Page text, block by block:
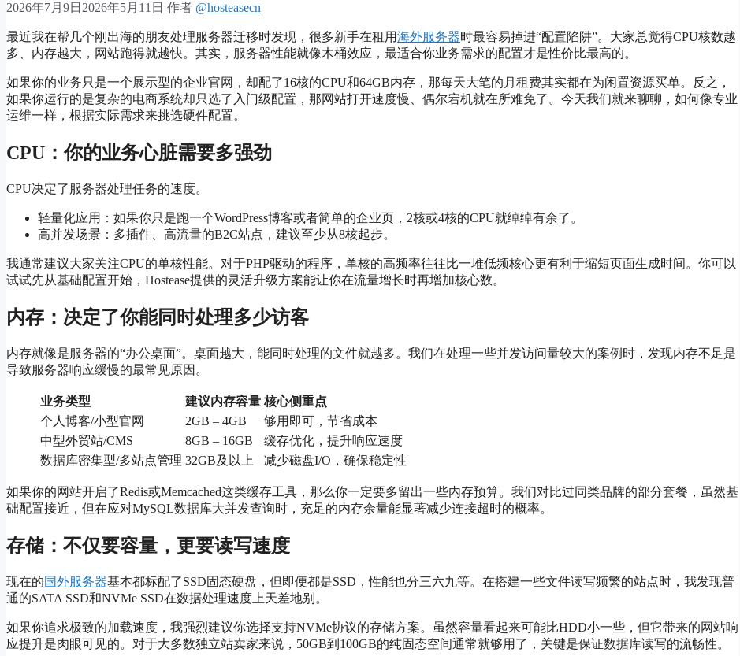
2026年7月9日 2026年5月11日 作者 @hosteasecn
最近我在帮几个刚出海的朋友处理服务器迁移时发现，很多新手在租用海外服务器时最容易掉进“配置陷阱”。大家总觉得CPU核数越
多、内存越大，网站跑得就越快。其实，服务器性能就像木桶效应，最适合你业务需求的配置才是性价比最高的。
如果你的业务只是一个展示型的企业官网，却配了16核的CPU和64GB内存，那每天大笔的月租费其实都在为闲置资源买单。反之，
如果你运行的是复杂的电商系统却只选了入门级配置，那网站打开速度慢、偶尔宕机就在所难免了。今天我们就来聊聊，如何像专业
运维一样，根据实际需求来挑选硬件配置。
CPU：你的业务心脏需要多强劲
CPU决定了服务器处理任务的速度。
轻量化应用：如果你只是跑一个WordPress博客或者简单的企业页，2核或4核的CPU就绰绰有余了。
高并发场景：多插件、高流量的B2C站点，建议至少从8核起步。
我通常建议大家关注CPU的单核性能。对于PHP驱动的程序，单核的高频率往往比一堆低频核心更有利于缩短页面生成时间。你可以
试试先从基础配置开始，Hostease提供的灵活升级方案能让你在流量增长时再增加核心数。
内存：决定了你能同时处理多少访客
内存就像是服务器的“办公桌面”。桌面越大，能同时处理的文件就越多。我们在处理一些并发访问量较大的案例时，发现内存不足是
导致服务器响应缓慢的最常见原因。
业务类型 建议内存容量 核心侧重点
个人博客/小型官网
2GB – 4GB
够用即可，节省成本
中型外贸站/CMS
8GB – 16GB
缓存优化，提升响应速度
数据库密集型/多站点管理 32GB及以上 减少磁盘I/O，确保稳定性
如果你的网站开启了Redis或Memcached这类缓存工具，那么你一定要多留出一些内存预算。我们对比过同类品牌的部分套餐，虽然基
础配置接近，但在应对MySQL数据库大并发查询时，充足的内存余量能显著减少连接超时的概率。
存储：不仅要容量，更要读写速度
现在的国外服务器基本都标配了SSD固态硬盘，但即便都是SSD，性能也分三六九等。在搭建一些文件读写频繁的站点时，我发现普
通的SATA SSD和NVMe SSD在数据处理速度上天差地别。
如果你追求极致的加载速度，我强烈建议你选择支持NVMe协议的存储方案。虽然容量看起来可能比HDD小一些，但它带来的网站响
应提升是肉眼可见的。对于大多数独立站卖家来说，50GB到100GB的纯固态空间通常就够用了，关键是保证数据库读写的流畅性。